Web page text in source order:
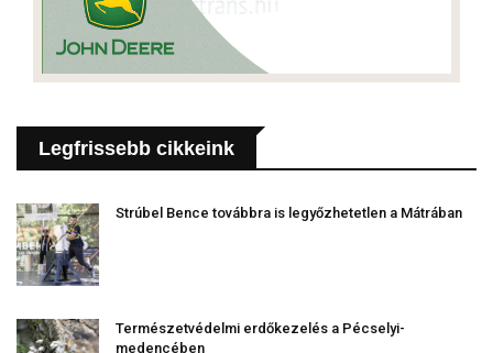
Legfrissebb cikkeink
Strúbel Bence továbbra is legyőzhetetlen a Mátrában
Természetvédelmi erdőkezelés a Pécselyi-
medencében